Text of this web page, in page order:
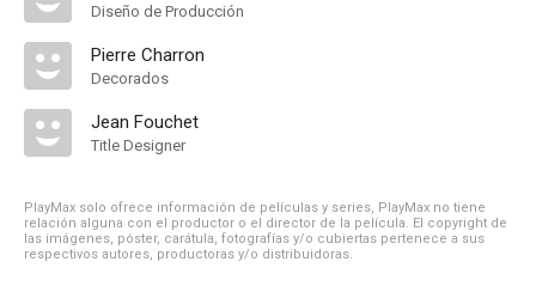
Diseño de Producción
Pierre Charron
Decorados
Jean Fouchet
Title Designer
PlayMax solo ofrece información de películas y series, PlayMax no tiene
relación alguna con el productor o el director de la película. El copyright de
las imágenes, póster, carátula, fotografías y/o cubiertas pertenece a sus
respectivos autores, productoras y/o distribuidoras.